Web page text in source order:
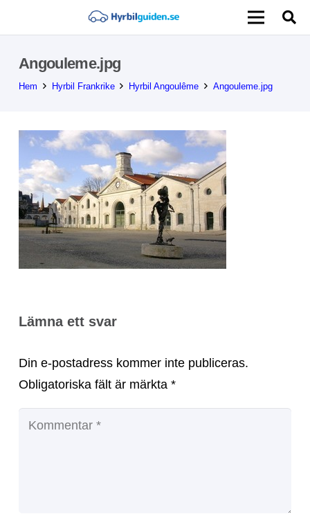
Angouleme.jpg
Hem Hyrbil Frankrike Hyrbil Angoulême Angouleme.jpg
Lämna ett svar
Din e-postadress kommer inte publiceras.
Obligatoriska fält är märkta *